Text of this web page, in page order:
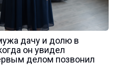
дачу и долю в
он увидел
делом позвонил